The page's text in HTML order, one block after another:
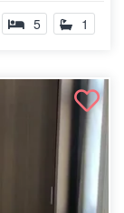
5 1